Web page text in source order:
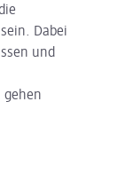
Dabei
und
gehen